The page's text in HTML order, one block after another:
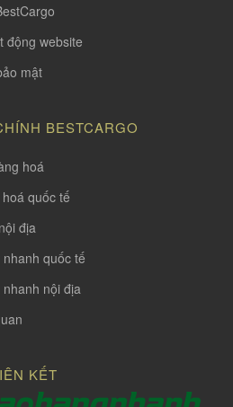
động website
mật
BESTCARGO
hoá
quốc tế
địa
quốc tế
nội địa
KẾT